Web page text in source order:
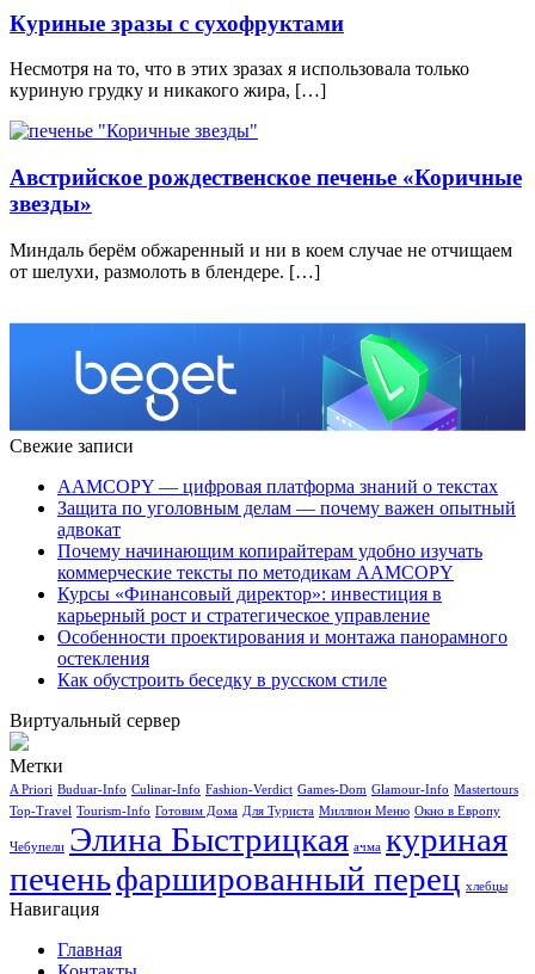
Куриные зразы с сухофруктами
Несмотря на то, что в этих зразах я использовала только
куриную грудку и никакого жира, […]
Австрийское рождественское печенье «Коричные
звeзды»
Миндаль берём обжаренный и ни в коем случае не отчищаем
от шелухи, размолоть в блендере. […]
Свежие записи
AAMCOPY — цифровая платформа знаний о текстах
Защита по уголовным делам — почему важен опытный
адвокат
Почему начинающим копирайтерам удобно изучать
коммерческие тексты по методикам AAMCOPY
Курсы «Финансовый директор»: инвестиция в
карьерный рост и стратегическое управление
Особенности проектирования и монтажа панорамного
остекления
Как обустроить беседку в русском стиле
Виртуальный сервер
Метки
A Priori Buduar-Info Culinar-Info Fashion-Verdict Games-Dom Glamour-Info Mastertours
Top-Travel Tourism-Info Готовим Дома Для Туриста Миллион Меню Окно в Европу
Чебупели Элина Быстрицкая ачма куриная
печеньфаршированный перец хлебцы
Навигация
Главная